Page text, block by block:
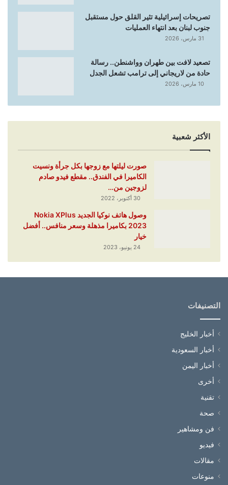
تصريحات إسرائيلية تثير القلق حول مستقبل
جنوب لبنان بعد انتهاء العمليات
31 مارس، 2026
تصعيد لافت بين طهران وواشنطن.. رسالة
حادة من لاريجاني إلى ترامب تشعل الجدل
10 مارس، 2026
الأكثر شعبية
صورت ليلتها مع زوجها بكل جرأة ونسيت
الكاميرا في الفندق.. مقطع فيدو صادم
لزوجين من…
30 أكتوبر، 2022
وصول هاتف نوكيا الجديد Nokia XPlus
2023 بكاميرا مذهلة وسعر منافس.. أفضل
خيار
24 يونيو، 2023
التصنيفات
أخبار الخليج
أخبار السعودية
أخبار اليمن
أخرى
تقنية
صحة
فن ومشاهير
فيديو
مقالات
منوعات